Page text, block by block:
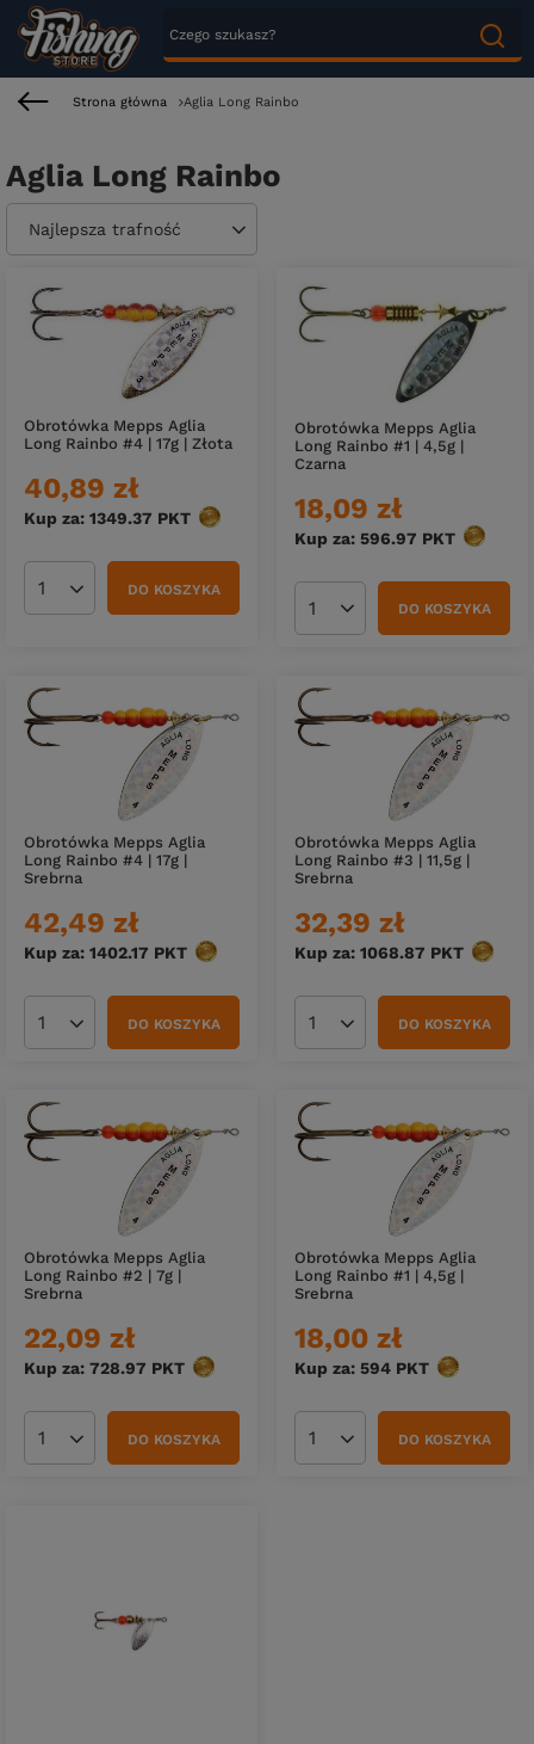
Strona główna Aglia Long Rainbo
Aglia Long Rainbo
Zmień sortowanie
Najlepsza trafność
Obrotówka Mepps Aglia
Long Rainbo #4 | 17g | Złota
40,89 zł
Kup za: 1349.37 PKT punktów
Ilość produktówDO KOSZYKA
Obrotówka Mepps Aglia
Long Rainbo #1 | 4,5g |
Czarna
18,09 zł
Kup za: 596.97 PKT punktów
Ilość produktówDO KOSZYKA
Obrotówka Mepps Aglia
Long Rainbo #4 | 17g |
Srebrna
42,49 zł
Kup za: 1402.17 PKT punktów
Ilość produktówDO KOSZYKA
Obrotówka Mepps Aglia
Long Rainbo #3 | 11,5g |
Srebrna
32,39 zł
Kup za: 1068.87 PKT
Ilość produktówDO KOSZYKA
Obrotówka Mepps Aglia
Long Rainbo #2 | 7g |
Srebrna
22,09 zł
Kup za: 728.97 PKT punktów
Ilość produktówDO KOSZYKA
Obrotówka Mepps Aglia
Long Rainbo #1 | 4,5g |
Srebrna
18,00 zł
Kup za: 594 PKT punktów
Ilość produktówDO KOSZYKA